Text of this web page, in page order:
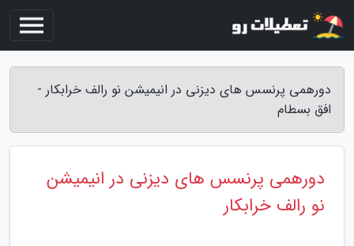
دورهمی پرنسس های دیزنی در انیمیشن نو رالف خرابکار -
افق بسطام
دورهمی پرنسس های دیزنی در انیمیشن
نو رالف خرابکار